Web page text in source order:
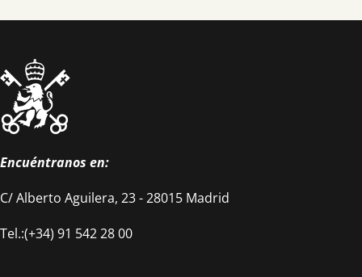
Encuéntranos en:
C/ Alberto Aguilera, 23 - 28015 Madrid
Tel.:(+34) 91 542 28 00